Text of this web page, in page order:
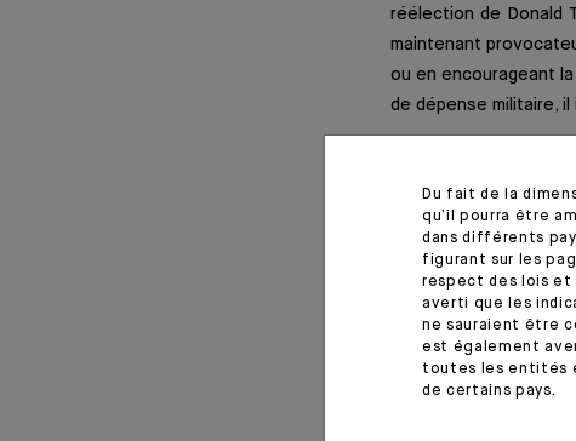
réélection de Donald
maintenant
ou en encourageant
de dépense militaire,
des patrons
attendues par le
américaine; soit près
Information importante
Monthly House View, 22/02/
Du fait de la
qu’il pourra être
dans différents
figurant sur les
respect des lois et
averti que les
ne sauraient être
est également
toutes les entités
de certains pays.